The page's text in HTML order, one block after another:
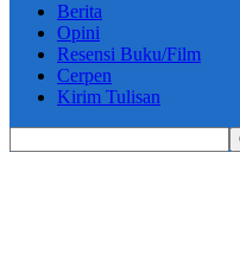
Berita
Opini
Resensi Buku/Film
Cerpen
Kirim Tulisan